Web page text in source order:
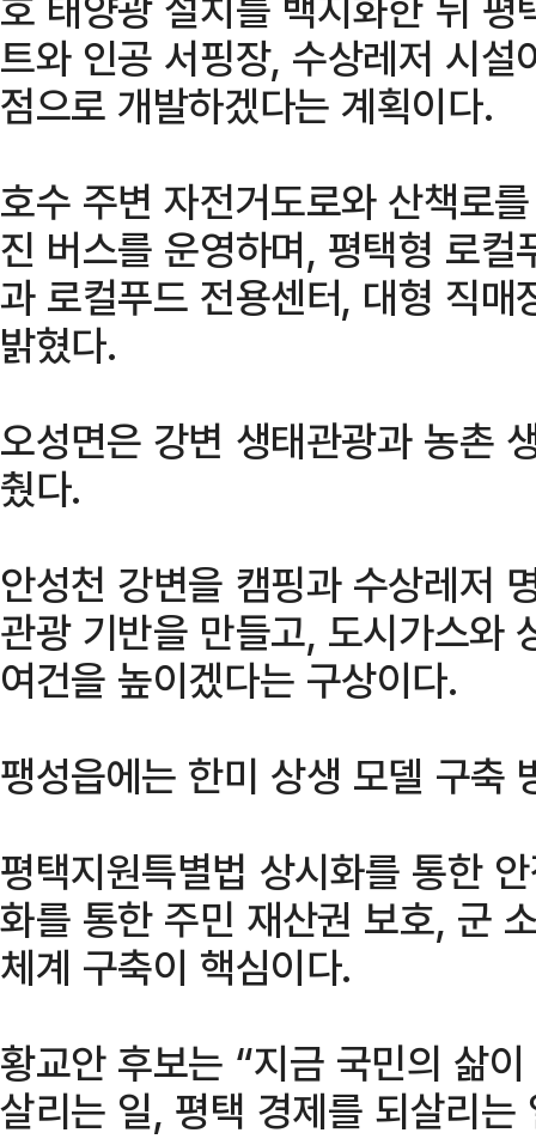
트와 인공 서핑장, 수상레저 시
점으로 개발하겠다는 계획이다.
호수 주변 자전거도로와 산책로
진 버스를 운영하며, 평택형 로
과 로컬푸드 전용센터, 대형 직
밝혔다.
오성면은 강변 생태관광과 농촌
췄다.
안성천 강변을 캠핑과 수상레저
관광 기반을 만들고, 도시가스와
여건을 높이겠다는 구상이다.
팽성읍에는 한미 상생 모델 구축
평택지원특별법 상시화를 통한
화를 통한 주민 재산권 보호, 군
체계 구축이 핵심이다.
황교안 후보는 “지금 국민의 삶
살리는 일, 평택 경제를 되살리는